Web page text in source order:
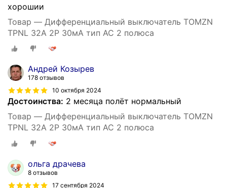
хорошии
Товар — Дифференциальный выключатель TOMZN
TPNL 32А 2Р 30мА тип АС 2 полюса
Андрей Козырев
178 отзывов
10 октября 2024
Достоинства: 2 месяца полёт нормальный
Товар — Дифференциальный выключатель TOMZN
TPNL 32А 2Р 30мА тип АС 2 полюса
ольга драчева
8 отзывов
17 сентября 2024